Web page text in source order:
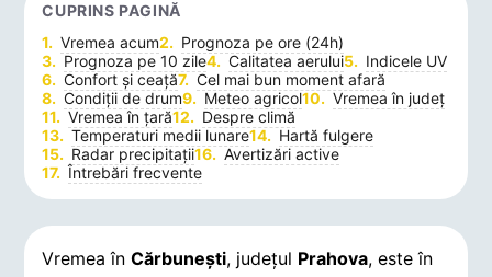
CUPRINS PAGINĂ
Vremea acum
Prognoza pe ore (24h)
Prognoza pe 10 zile
Calitatea aerului
Indicele UV
Confort și ceață
Cel mai bun moment afară
Condiții de drum
Meteo agricol
Vremea în județ
Vremea în țară
Despre climă
Temperaturi medii lunare
Hartă fulgere
Radar precipitații
Avertizări active
Întrebări frecvente
Vremea înCărbuneşti, județul Prahova, este în